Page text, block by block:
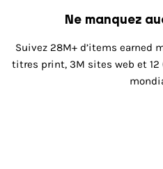
Ne manquez
Suivez 28M+ d’items earned
titres print, 3M sites web et